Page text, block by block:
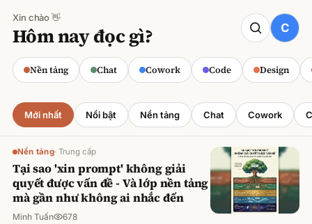
Xin chào 👋
Hôm nay đọc gì?
Nền tảng Chat Cowork Code Design
CODE
Claude cho Sales: Dự báo doanh số
chính xác
Minh Tuấn ·800 lượt xem
Mới nhất Nổi bật Nền tảng Chat Cowork
Nền tảng· Trung cấp
Tại sao 'xin prompt' không giải
quyết được vấn đề - Và lớp nền tảng
mà gần như không ai nhắc đến
Minh Tuấn 678